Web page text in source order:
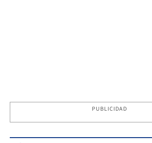
PUBLICIDAD